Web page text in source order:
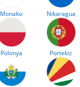
Monako Nikaragua
Polonya Portekiz